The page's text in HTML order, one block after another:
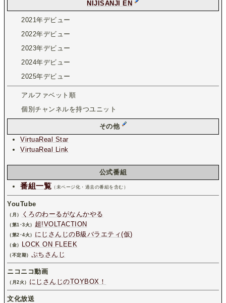
NIJISANJI EN
2021年デビュー
2022年デビュー
2023年デビュー
2024年デビュー
2025年デビュー
アルファベット順
個別チャンネルを持つユニット
その他
VirtuaReal Star
VirtuaReal Link
公式番組
番組一覧 （未ページ化・過去の番組を含む）
YouTube
（月） くろのわーるがなんかやる
（第1･3火） 超!VOLTACTION
（第2･4火） にじさんじのB級バラエティ(仮)
（金） LOCK ON FLEEK
（不定期） ぷちさんじ
ニコニコ動画
（月2火） にじさんじのTOYBOX！
文化放送